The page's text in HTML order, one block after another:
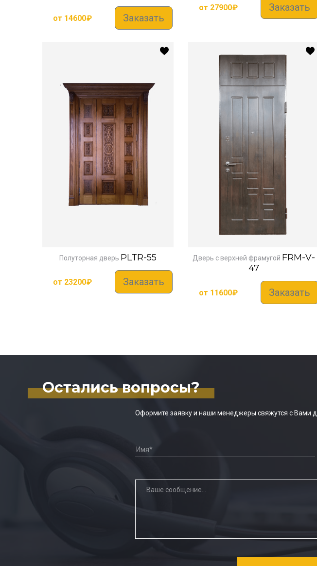
от 14600₽ Заказать
от 27900₽ Заказать
Полуторная дверь PLTR-55
от 23200₽ Заказать
Дверь с верхней фрамугой FRM-V-
47
от 11600₽ Заказать
Остались вопросы?
Оформите заявку и наши менеджеры свяжутся с Вами